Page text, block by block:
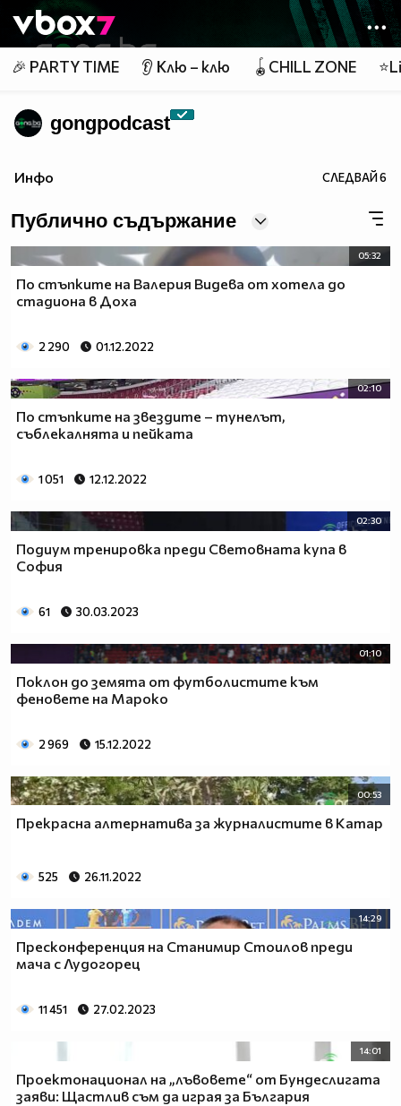
👾
🎉 PARTY TIME 👂 Клю – клю 🪀CHILL ZONE
gongpodcast
Инфо СЛЕДВАЙ6
Публично съдържание
05:32
По стъпките на Валерия Видева от хотела до
стадиона в Доха
2 290 01.12.2022
02:10
По стъпките на звездите – тунелът,
съблекалнята и пейката
1 051 12.12.2022
02:30
Подиум тренировка преди Световната купа в
София
61 30.03.2023
01:10
Поклон до земята от футболистите към
феновете на Мароко
2 969 15.12.2022
00:53
Прекрасна алтернатива за журналистите в Катар
525 26.11.2022
14:29
Пресконференция на Станимир Стоилов преди
мача с Лудогорец
11 451 27.02.2023
14:01
Проектонационал на „лъвовете“ от Бундеслигата
заяви: Щастлив съм да играя за България